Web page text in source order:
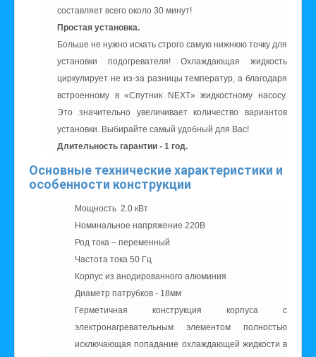
составляет всего около 30 минут!
Простая установка.
Больше не нужно искать строго самую нижнюю точку для
установки подогревателя! Охлаждающая жидкость
циркулирует не из-за разницы температур, а благодаря
встроенному в «Спутник NEXT» жидкостному насосу.
Это значительно увеличивает количество вариантов
установки. Выбирайте самый удобный для Вас!
Длительность гарантии - 1 год.
Основные технические характеристики и
особенности конструкции
Мощность 2.0 кВт
Номинальное напряжение 220В
Род тока – переменный
Частота тока 50 Гц
Корпус из анодированного алюминия
Диаметр патрубков - 18мм
Герметичная конструкция корпуса с
электронагревательным элементом полностью
исключающая попадание охлаждающей жидкости в